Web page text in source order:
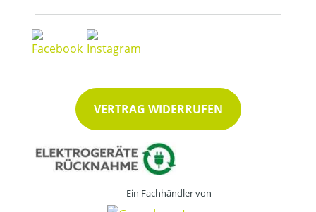
VERTRAG WIDERRUFEN
Ein Fachhändler von